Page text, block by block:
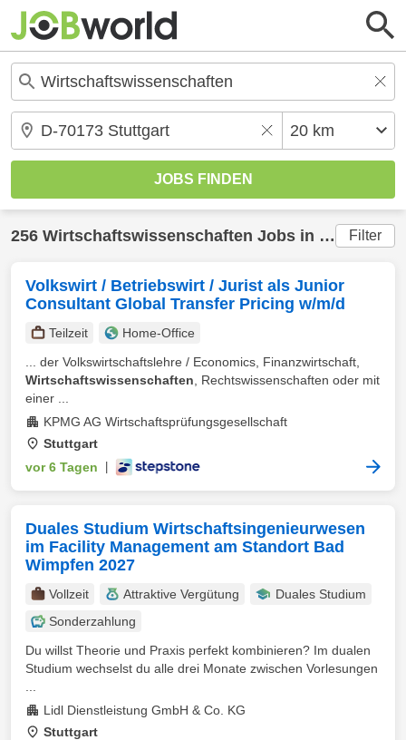
256 Wirtschaftswissenschaften Jobs in Stuttgart
Filter
Volkswirt / Betriebswirt / Jurist als Junior
Consultant Global Transfer Pricing w/m/d
Teilzeit
Home-Office
... der Volkswirtschaftslehre / Economics, Finanzwirtschaft,
Wirtschaftswissenschaften , Rechtswissenschaften oder mit
einer ...
KPMG AG Wirtschaftsprüfungsgesellschaft
Stuttgart
vor 6 Tagen
Duales Studium Wirtschaftsingenieurwesen
im Facility Management am Standort Bad
Wimpfen 2027
Vollzeit Attraktive Vergütung
Duales Studium
Sonderzahlung
Du willst Theorie und Praxis perfekt kombinieren? Im dualen
Studium wechselst du alle drei Monate zwischen Vorlesungen
Lidl Dienstleistung GmbH & Co. KG
Stuttgart